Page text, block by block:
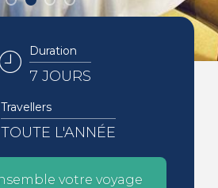
Duration
7 JOURS
Travellers
TOUTE L'ANNÉE
votre voyage